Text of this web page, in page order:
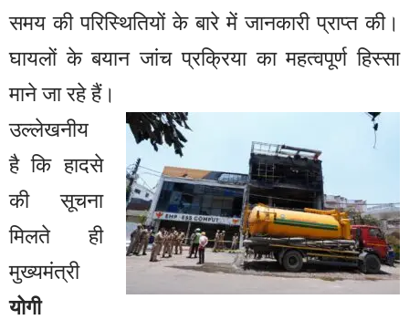
समय की परिस्थितियों के बारे में जानकारी प्राप्त की।
घायलों के बयान जांच प्रक्रिया का महत्वपूर्ण हिस्सा
माने जा रहे हैं।
उल्लेखनीय
है कि हादसे
की सूचना
मिलते ही
मुख्यमंत्री
योगी